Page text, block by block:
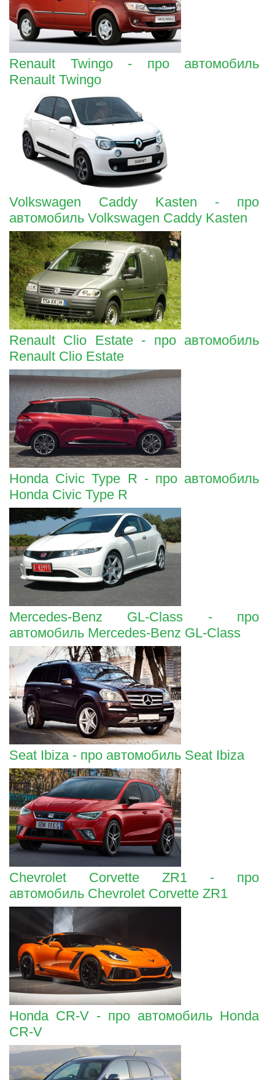
Renault Twingo - про автомобиль
Renault Twingo
Volkswagen Caddy Kasten - про
автомобиль Volkswagen Caddy Kasten
Renault Clio Estate - про автомобиль
Renault Clio Estate
Honda Civic Type R - про автомобиль
Honda Civic Type R
Mercedes-Benz GL-Class - про
автомобиль Mercedes-Benz GL-Class
Seat Ibiza - про автомобиль Seat Ibiza
Chevrolet Corvette ZR1 - про
автомобиль Chevrolet Corvette ZR1
Honda CR-V - про автомобиль Honda
CR-V